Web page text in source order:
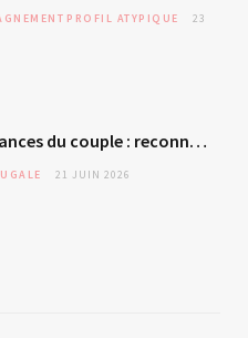
PROFIL ATYPIQUE
23
Les vacances du couple : reconnexion ou évitement silencieux ?
21 JUIN 2026